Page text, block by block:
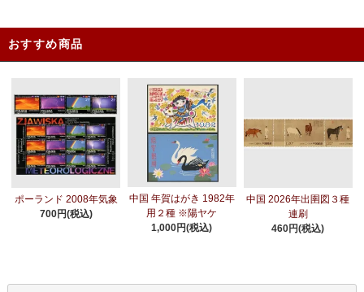
おすすめ商品
ポーランド 2008年気象
700円(税込)
中国 年賀はがき 1982年
用２種 ※陽ヤケ
1,000円(税込)
中国 2026年出圉図３種
連刷
460円(税込)